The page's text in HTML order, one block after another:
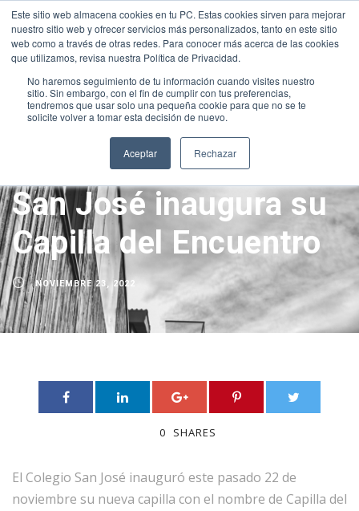
Este sitio web almacena cookies en tu PC. Estas cookies sirven para mejorar
nuestro sitio web y ofrecer servicios más personalizados, tanto en este sitio
web como a través de otras redes. Para conocer más acerca de las cookies
que utilizamos, revisa nuestra Política de Privacidad.
No haremos seguimiento de tu información cuando visites nuestro
sitio. Sin embargo, con el fin de cumplir con tus preferencias,
tendremos que usar solo una pequeña cookie para que no se te
solicite volver a tomar esta decisión de nuevo.
Aceptar Rechazar
INTRANET|ALEXIA|MOODLE|NEW INTRANET
+34 952 30 51 00
sanjose@fundacionloyola.es
San José inaugura su
Capilla del Encuentro
NOVIEMBRE 23, 2022
0 SHARES
El Colegio San José inauguró este pasado 22 de
noviembre su nueva capilla con el nombre de Capilla del